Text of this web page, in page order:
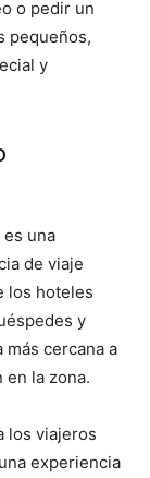
o pedir un
pequeños,
y
una
de viaje
los hoteles
y
cercana a
en la zona.
los viajeros
experiencia